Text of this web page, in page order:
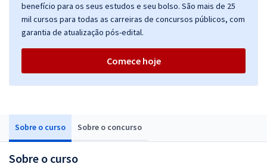
Sobre o curso Sobre o concurso
Sobre o curso
benefício para os seus estudos e seu bolso. São mais de 25
mil cursos para todas as carreiras de concursos públicos, com
garantia de atualização pós-edital.
Comece hoje